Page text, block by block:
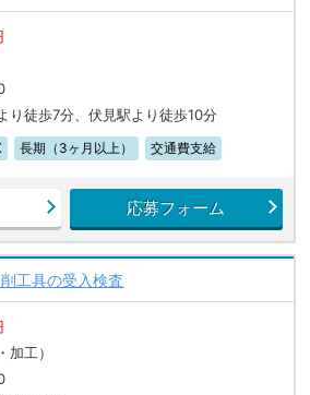
り徒歩7分、伏見駅より徒歩10分
長期（3ヶ月以上） 交通費支給
応募フォーム
工具の受入検査
加工）